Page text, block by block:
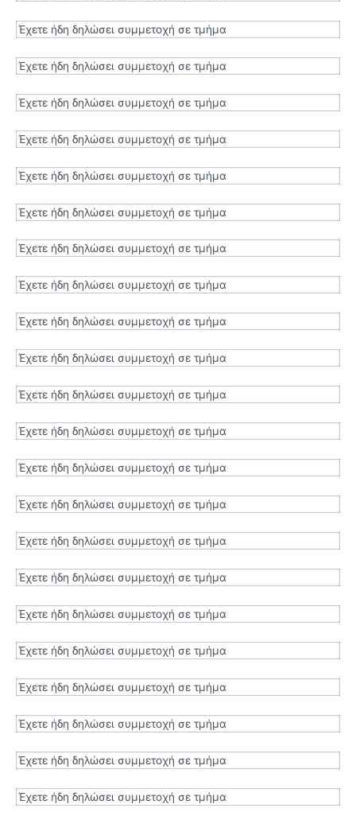
Έχετε ήδη δηλώσει συμμετοχή σε τμήμα
Έχετε ήδη δηλώσει συμμετοχή σε τμήμα
Έχετε ήδη δηλώσει συμμετοχή σε τμήμα
Έχετε ήδη δηλώσει συμμετοχή σε τμήμα
Έχετε ήδη δηλώσει συμμετοχή σε τμήμα
Έχετε ήδη δηλώσει συμμετοχή σε τμήμα
Έχετε ήδη δηλώσει συμμετοχή σε τμήμα
Έχετε ήδη δηλώσει συμμετοχή σε τμήμα
Έχετε ήδη δηλώσει συμμετοχή σε τμήμα
Έχετε ήδη δηλώσει συμμετοχή σε τμήμα
Έχετε ήδη δηλώσει συμμετοχή σε τμήμα
Έχετε ήδη δηλώσει συμμετοχή σε τμήμα
Έχετε ήδη δηλώσει συμμετοχή σε τμήμα
Έχετε ήδη δηλώσει συμμετοχή σε τμήμα
Έχετε ήδη δηλώσει συμμετοχή σε τμήμα
Έχετε ήδη δηλώσει συμμετοχή σε τμήμα
Έχετε ήδη δηλώσει συμμετοχή σε τμήμα
Έχετε ήδη δηλώσει συμμετοχή σε τμήμα
Έχετε ήδη δηλώσει συμμετοχή σε τμήμα
Έχετε ήδη δηλώσει συμμετοχή σε τμήμα
Έχετε ήδη δηλώσει συμμετοχή σε τμήμα
Έχετε ήδη δηλώσει συμμετοχή σε τμήμα